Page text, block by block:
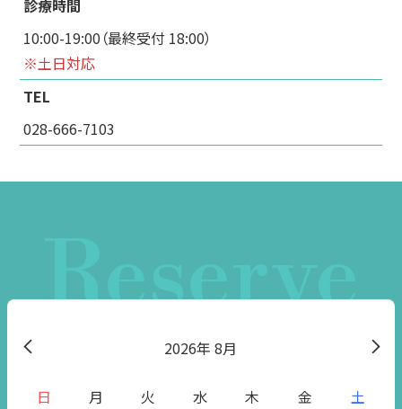
診療時間
10:00-19:00（最終受付 18:00）
※土日対応
TEL
028-666-7103
Reserve
2026 8月
日 月 火 水 木 金
土